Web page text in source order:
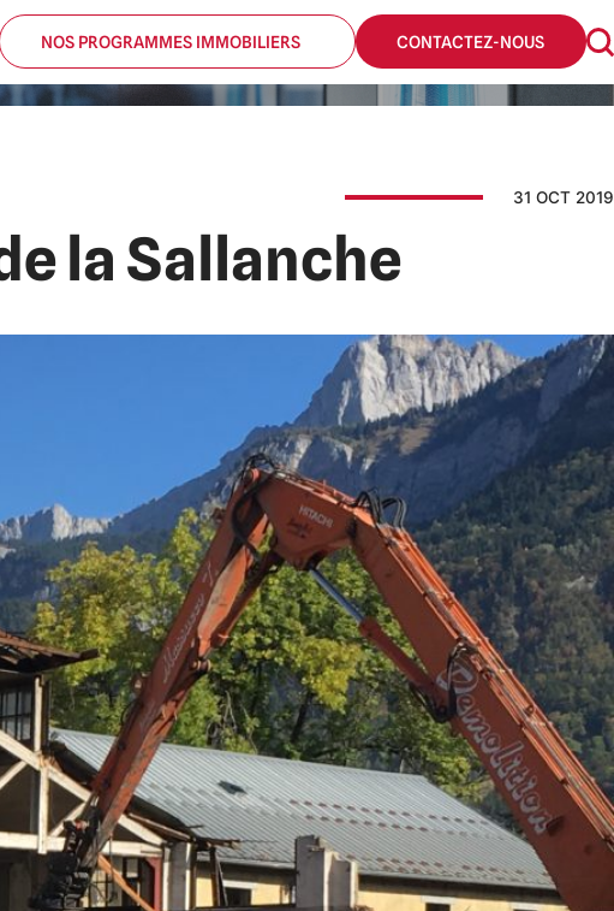
31 OCT 2019
la Sallanche